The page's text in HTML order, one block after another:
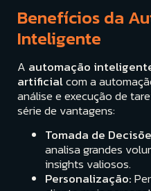
Benefícios da
Inteligente
A automação
artificialcom a
análise e execução de
série de vantagens:
Tomada de
analisa grandes
insights valiosos.
Personalização: